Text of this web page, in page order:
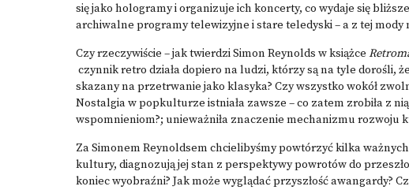
się jako hologramy i organizuje ich koncerty, co wydaje się
archiwalne programy telewizyjne i stare teledyski – a z tej mody
Czy rzeczywiście – jak twierdzi Simon Reynolds w książce
czynnik retro działa dopiero na ludzi, którzy są na tyle dorośli,
skazany na przetrwanie jako klasyka? Czy wszystko wokół
Nostalgia w popkulturze istniała zawsze – co zatem zrobiła z
wspomnieniom?; unieważniła znaczenie mechanizmu rozwoju
Za Simonem Reynoldsem chcielibyśmy powtórzyć kilka
kultury, diagnozują jej stan z perspektywy powrotów do
koniec wyobraźni? Jak może wyglądać przyszłość awangardy?